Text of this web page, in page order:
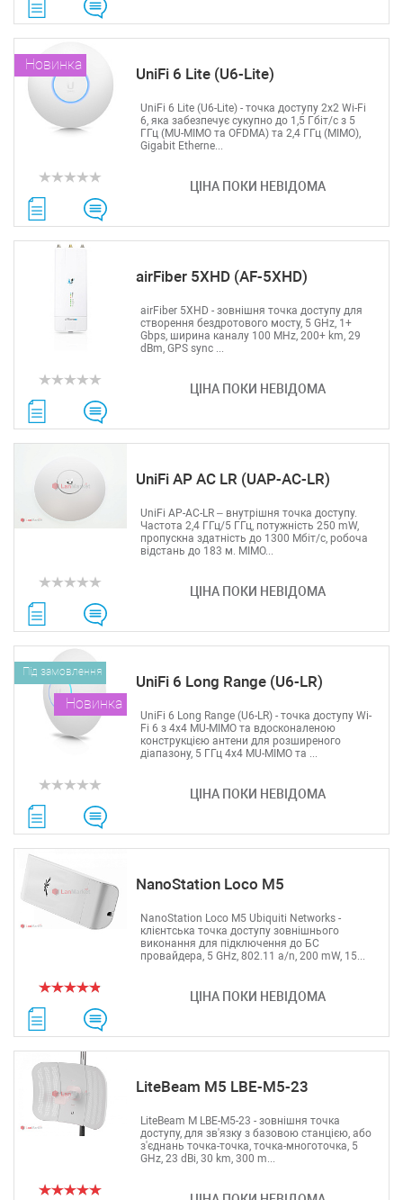
UniFi 6 Lite (U6-Lite)
Новинка
ЦІНА ПОКИ НЕВІДОМА
UniFi 6 Lite (U6-Lite) - точка доступу 2x2 Wi-Fi
6, яка забезпечує сукупно до 1,5 Гбіт/с з 5
ГГц (MU-MIMO та OFDMA) та 2,4 ГГц (MIMO),
Gigabit Etherne...
airFiber 5XHD (AF-5XHD)
ЦІНА ПОКИ НЕВІДОМА
airFiber 5XHD - зовнішня точка доступу для
створення бездротового мосту, 5 GHz, 1+
Gbps, ширина каналу 100 MHz, 200+ km, 29
dBm, GPS sync ...
UniFi AP AC LR (UAP-AC-LR)
ЦІНА ПОКИ НЕВІДОМА
UniFi AP-AC-LR – внутрішня точка доступу.
Частота 2,4 ГГц/5 ГГц, потужність 250 mW,
пропускна здатність до 1300 Мбіт/с, робоча
відстань до 183 м. MIMO...
UniFi 6 Long Range (U6-LR)
Під замовлення
Новинка
ЦІНА ПОКИ НЕВІДОМА
UniFi 6 Long Range (U6-LR) - точка доступу Wi-
Fi 6 з 4x4 MU-MIMO та вдосконаленою
конструкцією антени для розширеного
діапазону, 5 ГГц 4x4 MU-MIMO та ...
NanoStation Loco M5
ЦІНА ПОКИ НЕВІДОМА
NanoStation Loco M5 Ubiquiti Networks -
клієнтська точка доступу зовнішнього
виконання для підключення до БС
провайдера, 5 GHz, 802.11 a/n, 200 mW, 15...
LiteBeam M5 LBE-M5-23
LiteBeam M LBE-M5-23 - зовнішня точка
доступу, для зв'язку з базовою станцією, або
з'єднань точка-точка, точка-многоточка, 5
GHz, 23 dBi, 30 km, 300 m...